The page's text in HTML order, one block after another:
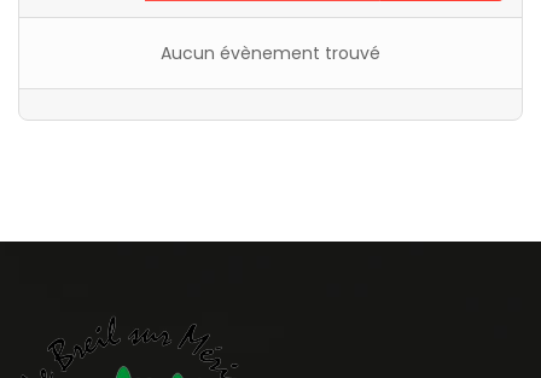
Aucun évènement trouvé